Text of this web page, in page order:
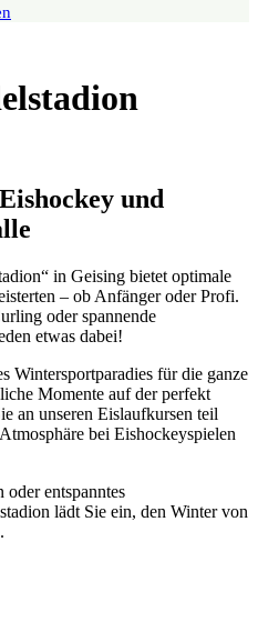
und
in Geising bietet optimale
– ob Anfänger oder Profi.
oder spannende
etwas dabei!
Wintersportparadies für die ganze
Momente auf der perfekt
an unseren Eislaufkursen teil
bei Eishockeyspielen
entspanntes
lädt Sie ein, den Winter von